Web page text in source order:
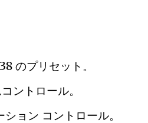
のプリセット。
ントロール。
ョン コントロール。